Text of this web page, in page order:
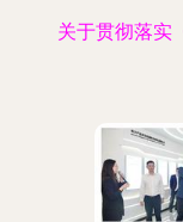
关于贯彻落实